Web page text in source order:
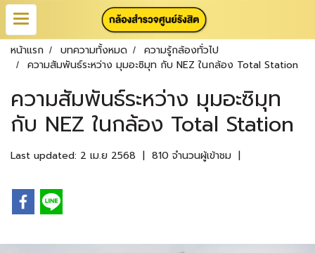
หน้าแรก บทความทั้งหมด
ความรู้กล้องทั่วไป
ความสัมพันธ์ระหว่าง มุมอะซิมุท กับ NEZ ในกล้อง Total Station
ความสัมพันธ์ระหว่าง มุมอะซิมุท
กับ NEZ ในกล้อง Total Station
Last updated: 2 เม.ย 2568 | 810 จำนวนผู้เข้าชม |